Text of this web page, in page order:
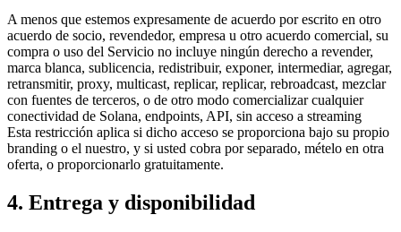
A menos que estemos expresamente de acuerdo por escrito en otro
acuerdo de socio, revendedor, empresa u otro acuerdo comercial, su
compra o uso del Servicio no incluye ningún derecho a revender,
marca blanca, sublicencia, redistribuir, exponer, intermediar, agregar,
retransmitir, proxy, multicast, replicar, replicar, rebroadcast, mezclar
con fuentes de terceros, o de otro modo comercializar cualquier
conectividad de Solana, endpoints, API, sin acceso a streaming
Esta restricción aplica si dicho acceso se proporciona bajo su propio
branding o el nuestro, y si usted cobra por separado, mételo en otra
oferta, o proporcionarlo gratuitamente.
4. Entrega y disponibilidad